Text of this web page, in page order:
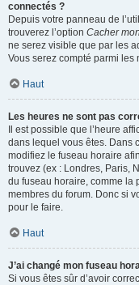
connectés ?
Depuis votre panneau de
trouverez l’option Cacher
ne serez visible que par les
Vous serez compté parmi les
Haut
Les heures ne sont pas
Il est possible que l’heure
dans lequel vous êtes. Dans
modifiez le fuseau horaire
trouvez (ex : Londres, Paris,
du fuseau horaire, comme la
membres du forum. Donc si
pour le faire.
Haut
J’ai changé mon fuseau
Si vous êtes sûr d’avoir